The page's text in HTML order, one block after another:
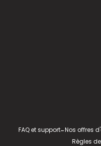
FAQ et support-Nos offres
Règles